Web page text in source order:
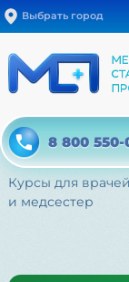
Выбрать город
8 800 550-
Курсы для врачей
и медсестер